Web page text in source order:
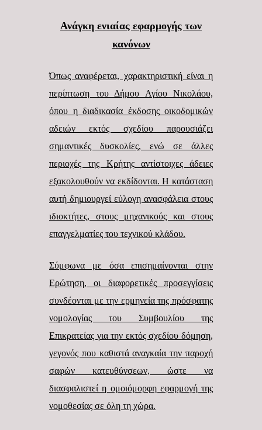
Ανάγκη ενιαίας εφαρμογής των
κανόνων
Όπως αναφέρεται, χαρακτηριστική είναι η
περίπτωση του Δήμου Αγίου Νικολάου,
όπου η διαδικασία έκδοσης οικοδομικών
αδειών εκτός σχεδίου παρουσιάζει
σημαντικές δυσκολίες, ενώ σε άλλες
περιοχές της Κρήτης αντίστοιχες άδειες
εξακολουθούν να εκδίδονται. Η κατάσταση
αυτή δημιουργεί εύλογη ανασφάλεια στους
ιδιοκτήτες, στους μηχανικούς και στους
επαγγελματίες του τεχνικού κλάδου.
Σύμφωνα με όσα επισημαίνονται στην
Ερώτηση, οι διαφορετικές προσεγγίσεις
συνδέονται με την ερμηνεία της πρόσφατης
νομολογίας του Συμβουλίου της
Επικρατείας για την εκτός σχεδίου δόμηση,
γεγονός που καθιστά αναγκαία την παροχή
σαφών κατευθύνσεων, ώστε να
διασφαλιστεί η ομοιόμορφη εφαρμογή της
νομοθεσίας σε όλη τη χώρα.